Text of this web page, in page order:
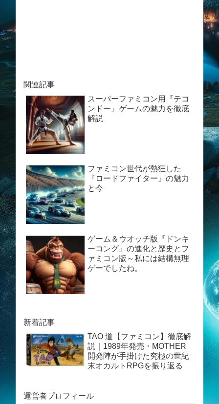
関連記事
スーパーファミコン用『テコ
ンドー』ゲームの魅力を徹底
解説
ファミコン世代が熱狂した
『ロードファイター』の魅力
と今
ゲーム＆ウオッチ版『ドンキ
ーコング』の進化と歴史とフ
ァミコン版～私には結構無理
ゲーでしたね。
新着記事
TAO 道【ファミコン】徹底解
説｜1989年発売・MOTHER
開発陣が手掛けた究極の世紀
末オカルトRPGを振り返る
運営者プロフィール